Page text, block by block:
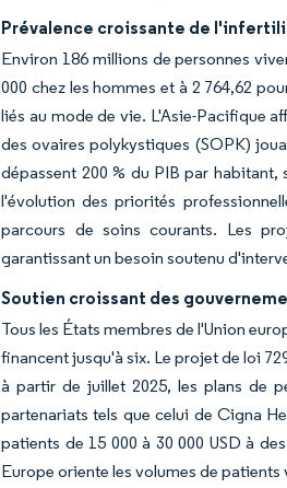
Prévalence croissante de
Environ 186 millions de personnes
000 chez les hommes et à 2 764,62
liés au mode de vie. L'Asie-Pacifique
des ovaires polykystiques (SOPK)
dépassent 200 % du PIB par
l'évolution des priorités
parcours de soins courants. Les
garantissant un besoin soutenu
Soutien croissant des
Tous les États membres de l'Union
financent jusqu'à six. Le projet de loi
à partir de juillet 2025, les plans de
partenariats tels que celui de Cigna
patients de 15 000 à 30 000 USD à
Europe oriente les volumes de